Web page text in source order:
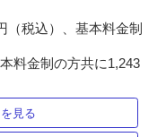
（税込）、基本料金制
料金制の方共に1,243
見る